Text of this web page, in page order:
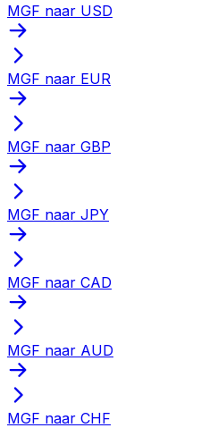
MGF naar USD
MGF naar EUR
MGF naar GBP
MGF naar JPY
MGF naar CAD
MGF naar AUD
MGF naar CHF